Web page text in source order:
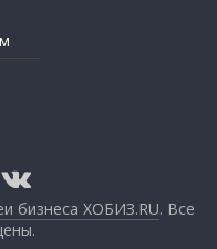
бизнеса ХОБИЗ.RU. Все